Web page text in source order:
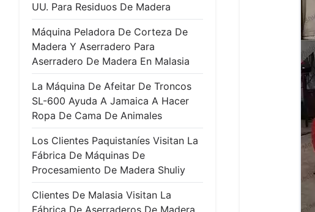
UU. Para Residuos De Madera
Máquina Peladora De Corteza De
Madera Y Aserradero Para
Aserradero De Madera En Malasia
La Máquina De Afeitar De Troncos
SL-600 Ayuda A Jamaica A Hacer
Ropa De Cama De Animales
Los Clientes Paquistaníes Visitan La
Fábrica De Máquinas De
Procesamiento De Madera Shuliy
Clientes De Malasia Visitan La
Fábrica De Aserraderos De Madera